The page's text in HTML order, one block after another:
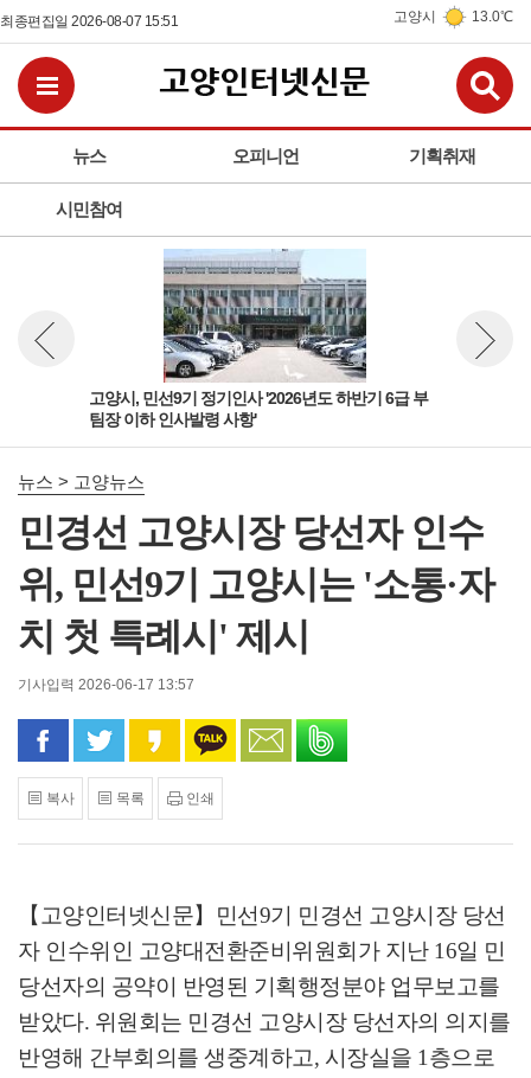
최종편집일 2026-08-07 15:51 고양시 13.0℃
뉴스 오피니언 기획취재
시민참여
전체메뉴보기
고양시, 민선9기 정기인사 '2026년도 하반기 6급 부
팀장 이하 인사발령 사항'
뉴스 이전보기
뉴스 > 고양뉴스
민경선 고양시장 당선자 인수
위, 민선9기 고양시는 '소통·자
치 첫 특례시' 제시
기사입력 2026-06-17 13:57
페이스북으로 공유
트위터로 공유카카오 스토리로 공유
카카오톡으로 공유
문자로 공유
복사 목록 인쇄
【고양인터넷신문】 민선9기 민경선 고양시장 당선
자 인수위인 고양대전환준비위원회가 지난 16일 민
당선자의 공약이 반영된 기획행정분야 업무보고를
받았다. 위원회는 민경선 고양시장 당선자의 의지를
반영해 간부회의를 생중계하고, 시장실을 1 층으로